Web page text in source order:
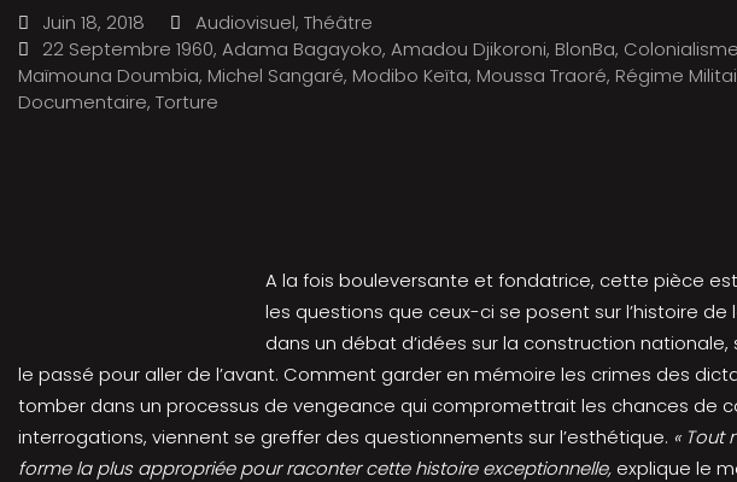
Juin 18, 2018 Audiovisuel, Théâtre
22 Septembre 1960,Adama Bagayoko,Amadou Djikoroni, BlonBa,
Maïmouna Doumbia, Michel Sangaré, Modibo Keïta, Moussa Traoré, Régime
Documentaire, Torture
A la fois bouleversante et fondatrice, cette pièce
les questions que ceux-ci se posent sur l’histoire de
dans un débat d’idées sur la construction
le passé pour aller de l’avant. Comment garder en mémoire les crimes des
tomber dans un processus de vengeance qui compromettrait les chances de
interrogations, viennent se greffer des questionnements sur l’esthétique. « Tout
forme la plus appropriée pour raconter cette histoire exceptionnelle, explique le